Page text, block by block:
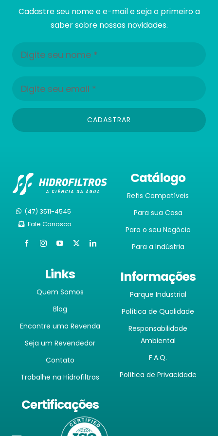
Cadastre seu nome e e-mail e seja o primeiro a
saber sobre nossas novidades.
CADASTRAR
(47) 3511-4545
Fale Conosco
Catálogo
Refis Compatíveis
Para sua Casa
Para o seu Negócio
Para a Indústria
Links
Quem Somos
Blog
Encontre uma Revenda
Seja um Revendedor
Contato
Trabalhe na Hidrofiltros
Informações
Parque Industrial
Política de Qualidade
Responsabilidade
Ambiental
F.A.Q.
Política de Privacidade
Certificações